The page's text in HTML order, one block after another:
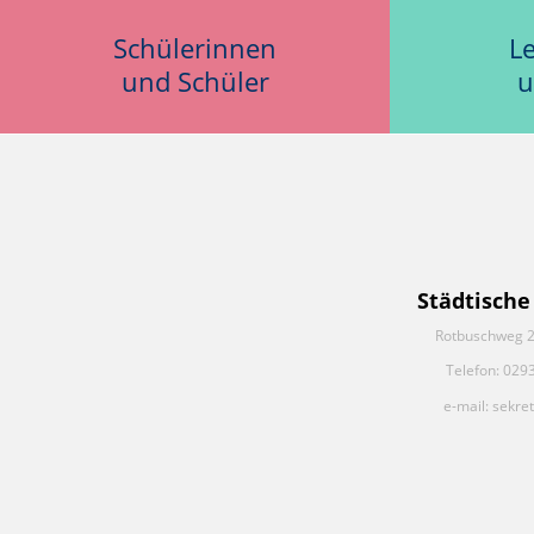
Schülerinnen
und Schüler
Rotbuschweg
Telefon:
e-mail: